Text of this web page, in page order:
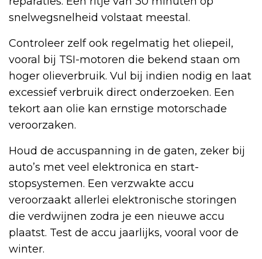
snelwegsnelheid volstaat meestal.
Controleer zelf ook regelmatig het oliepeil,
vooral bij TSI-motoren die bekend staan om
hoger olieverbruik. Vul bij indien nodig en laat
excessief verbruik direct onderzoeken. Een
tekort aan olie kan ernstige motorschade
veroorzaken.
Houd de accuspanning in de gaten, zeker bij
auto’s met veel elektronica en start-
stopsystemen. Een verzwakte accu
veroorzaakt allerlei elektronische storingen
die verdwijnen zodra je een nieuwe accu
plaatst. Test de accu jaarlijks, vooral voor de
winter.